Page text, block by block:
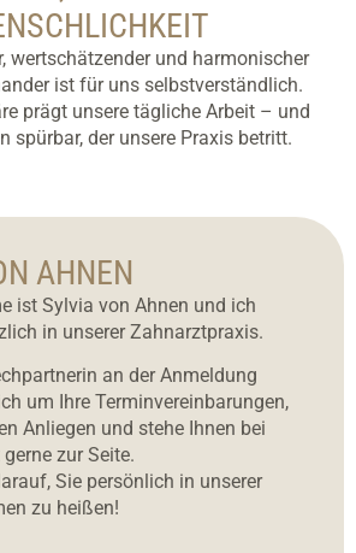
wertschätzender und harmonischer
ist für uns selbstverständlich.
prägt unsere tägliche Arbeit – und
spürbar, der unsere Praxis betritt.
AHNEN
ist Sylvia von Ahnen und ich
in unserer Zahnarztpraxis.
an der Anmeldung
um Ihre Terminvereinbarungen,
Anliegen und stehe Ihnen bei
zur Seite.
Sie persönlich in unserer
zu heißen!